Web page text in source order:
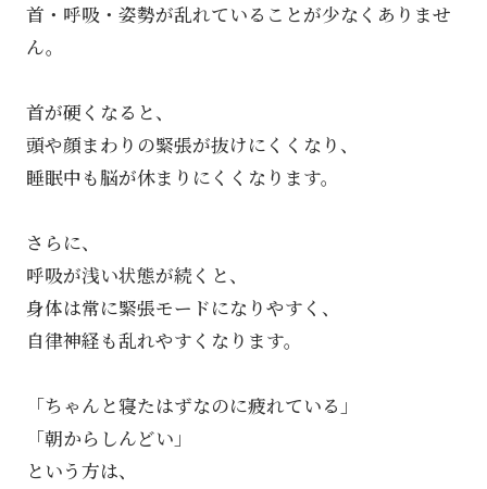
首・呼吸・姿勢が乱れていることが少なくありませ
ん。
首が硬くなると、
頭や顔まわりの緊張が抜けにくくなり、
睡眠中も脳が休まりにくくなります。
さらに、
呼吸が浅い状態が続くと、
身体は常に緊張モードになりやすく、
自律神経も乱れやすくなります。
「ちゃんと寝たはずなのに疲れている」
「朝からしんどい」
という方は、